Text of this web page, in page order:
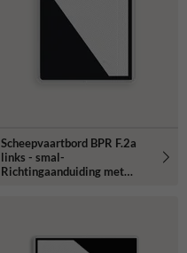
Scheepvaartbord BPR F.2a
links - smal-
Richtingaanduiding met